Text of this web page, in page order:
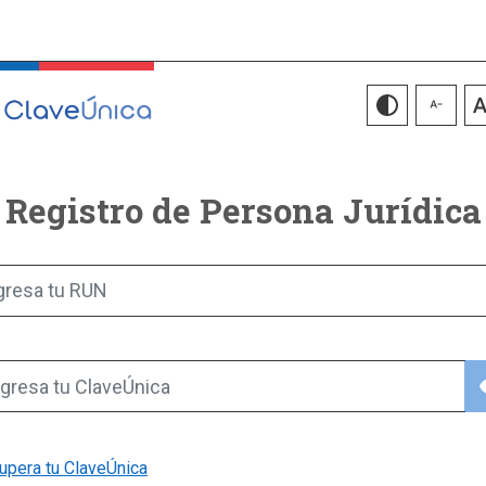
Registro de Persona Jurídica
tu RUN
tu ClaveÚnica
tu ClaveÚnica